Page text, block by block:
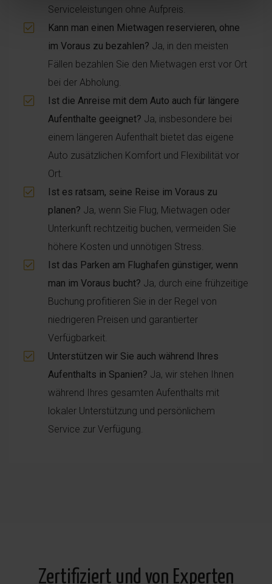
Serviceleistungen ohne Aufpreis.
Kann man einen Mietwagen reservieren, ohne
im Voraus zu bezahlen? Ja, in den meisten
Fällen bezahlen Sie den Mietwagen erst vor Ort
bei der Abholung.
Ist die Anreise mit dem Auto auch für längere
Aufenthalte geeignet? Ja, insbesondere bei
einem längeren Aufenthalt bietet das eigene
Auto zusätzlichen Komfort und Flexibilität vor
Ort.
Ist es ratsam, seine Reise im Voraus zu
planen? Ja, wenn Sie Flug, Mietwagen oder
Unterkunft rechtzeitig buchen, vermeiden Sie
höhere Kosten und unnötigen Stress.
Ist das Parken am Flughafen günstiger, wenn
man im Voraus bucht? Ja, durch eine frühzeitige
Buchung profitieren Sie in der Regel von
niedrigeren Preisen und garantierter
Verfügbarkeit.
Unterstützen wir Sie auch während Ihres
Aufenthalts in Spanien? Ja, wir stehen Ihnen
während Ihres gesamten Aufenthalts mit
lokaler Unterstützung und persönlichem
Service zur Verfügung.
Zertifiziert und von Experten